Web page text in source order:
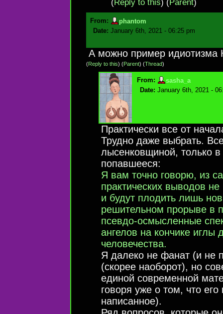
(Reply to this) (Parent)
From:
phantom
Date: January 6th, 2021 - 06:25 pm
А можно пример идиотизма
(Reply to this) (Parent) (Thread)
From:
sasha_a
Date: January 6th, 2021 -
Практически все от
Трудно даже выбрать.
лысенковщиной, только
попавшееся:
Я вам точно говорю, из
практических выводов
и будут плодить лишь
решительном прорыве в
псевдо-осмысленные
ангелов на кончике иглы
человечества.
Я далеко не фанат (и не
(скорее наоборот), но
единой современной
говоря уже о том, что
написанное).